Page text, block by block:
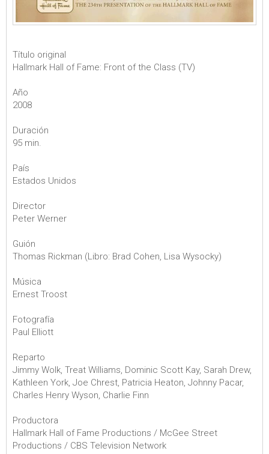
Título original
Hallmark Hall of Fame: Front of the Class (TV)
Año
2008
Duración
95 min.
País
Estados Unidos
Director
Peter Werner
Guión
Thomas Rickman (Libro: Brad Cohen, Lisa Wysocky)
Música
Ernest Troost
Fotografía
Paul Elliott
Reparto
Jimmy Wolk, Treat Williams, Dominic Scott Kay, Sarah Drew,
Kathleen York, Joe Chrest, Patricia Heaton, Johnny Pacar,
Charles Henry Wyson, Charlie Finn
Productora
Hallmark Hall of Fame Productions / McGee Street
Productions / CBS Television Network